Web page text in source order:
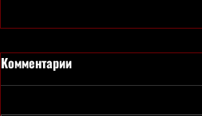
Комментарии